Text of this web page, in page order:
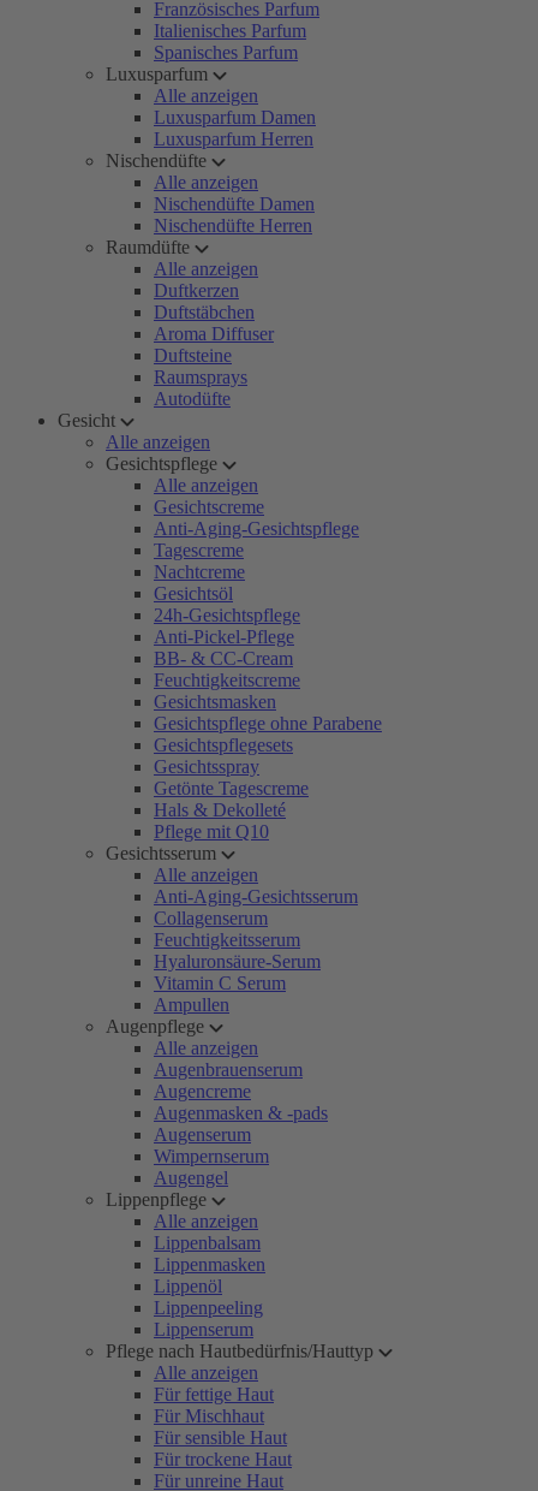
Französisches Parfum
Italienisches Parfum
Spanisches Parfum
Luxusparfum
Alle anzeigen
Luxusparfum Damen
Luxusparfum Herren
Nischendüfte
Alle anzeigen
Nischendüfte Damen
Nischendüfte Herren
Raumdüfte
Alle anzeigen
Duftkerzen
Duftstäbchen
Aroma Diffuser
Duftsteine
Raumsprays
Autodüfte
Gesicht
Alle anzeigen
Gesichtspflege
Alle anzeigen
Gesichtscreme
Anti-Aging-Gesichtspflege
Tagescreme
Nachtcreme
Gesichtsöl
24h-Gesichtspflege
Anti-Pickel-Pflege
BB- & CC-Cream
Feuchtigkeitscreme
Gesichtsmasken
Gesichtspflege ohne Parabene
Gesichtspflegesets
Gesichtsspray
Getönte Tagescreme
Hals & Dekolleté
Pflege mit Q10
Gesichtsserum
Alle anzeigen
Anti-Aging-Gesichtsserum
Collagenserum
Feuchtigkeitsserum
Hyaluronsäure-Serum
Vitamin C Serum
Ampullen
Augenpflege
Alle anzeigen
Augenbrauenserum
Augencreme
Augenmasken & -pads
Augenserum
Wimpernserum
Augengel
Lippenpflege
Alle anzeigen
Lippenbalsam
Lippenmasken
Lippenöl
Lippenpeeling
Lippenserum
Pflege nach Hautbedürfnis/Hauttyp
Alle anzeigen
Für fettige Haut
Für Mischhaut
Für sensible Haut
Für trockene Haut
Für unreine Haut